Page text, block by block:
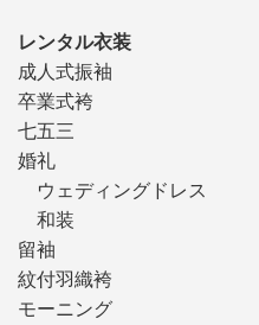
レンタル衣装
成人式振袖
卒業式袴
七五三
婚礼
ウェディングドレス
和装
留袖
紋付羽織袴
モーニング